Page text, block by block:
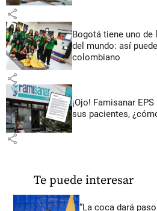
share
Bogotá tiene uno
del mundo: así
colombiano
share
¡Ojo! Famisanar
sus pacientes,
share
Te puede interesar
“La coca dará